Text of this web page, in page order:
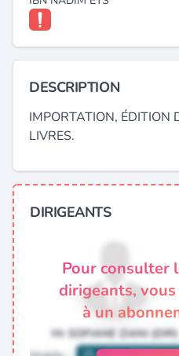
DESCRIPTION
IMPORTATION, ÉDITION
LIVRES.
DIRIGEANTS
Pour consulter
dirigeants,
à un